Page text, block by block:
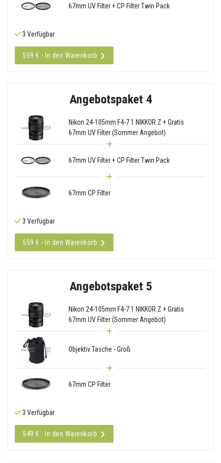
67mm UV Filter + CP Filter Twin Pack
3 Verfügbar
559 € - In den Warenkorb
Angebotspaket 4
Nikon 24-105mm F4-7.1 NIKKOR Z + Gratis
67mm UV Filter (Sommer Angebot)
67mm UV Filter + CP Filter Twin Pack
67mm CP Filter
3 Verfügbar
559 € - In den Warenkorb
Angebotspaket 5
Nikon 24-105mm F4-7.1 NIKKOR Z + Gratis
67mm UV Filter (Sommer Angebot)
Objektiv Tasche - Groß
67mm CP Filter
3 Verfügbar
549 € - In den Warenkorb